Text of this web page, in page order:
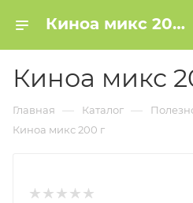
Киноа микс 200 г купить в Минске
Киноа микс
Главная — Каталог —
Киноа микс 200 г